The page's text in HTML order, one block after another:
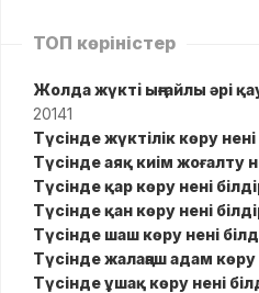
ТОП көріністер
Жолда жүктi ыңғайлы әрі
20141
Түсінде жүктілік көру нені
Түсінде аяқ киім жоғалту
Түсінде қар көру нені
Түсінде қан көру нені
Түсінде шаш көру нені
Түсінде жалаңаш адам көру
Түсінде ұшақ көру нені